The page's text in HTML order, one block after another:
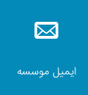
ایمیل موسسه